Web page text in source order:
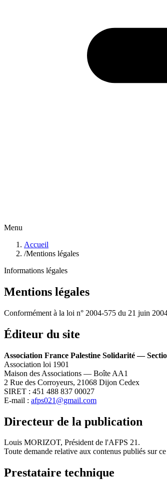
Menu
Accueil
/Mentions légales
Informations légales
Mentions légales
Conformément à la loi n° 2004-575 du 21 juin
Éditeur du site
Association France Palestine Solidarité —
Association loi 1901
Maison des Associations — Boîte AA1
2 Rue des Corroyeurs, 21068 Dijon Cedex
SIRET : 451 488 837 00027
E-mail : afps021@gmail.com
Directeur de la publication
Louis MORIZOT, Président de l'AFPS 21.
Toute demande relative aux contenus publiés sur
Prestataire technique